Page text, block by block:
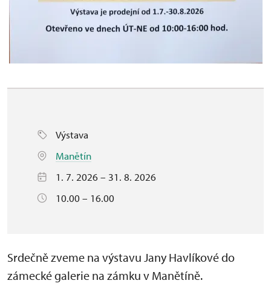
Výstava
Manětín
1. 7. 2026 – 31. 8. 2026
10.00 – 16.00
Srdečně zveme na výstavu Jany Havlíkové do
zámecké galerie na zámku v Manětíně.